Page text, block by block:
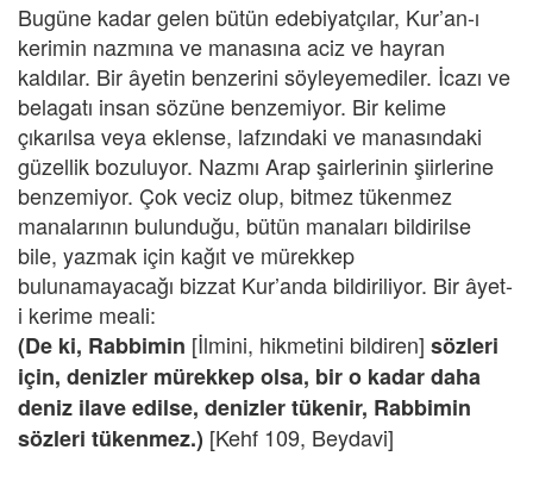
Bugüne kadar gelen bütün edebiyatçılar, Kur’an-ı
kerimin nazmına ve manasına aciz ve hayran
kaldılar. Bir âyetin benzerini söyleyemediler. İcazı ve
belagatı insan sözüne benzemiyor. Bir kelime
çıkarılsa veya eklense, lafzındaki ve manasındaki
güzellik bozuluyor. Nazmı Arap şairlerinin şiirlerine
benzemiyor. Çok veciz olup, bitmez tükenmez
manalarının bulunduğu, bütün manaları bildirilse
bile, yazmak için kağıt ve mürekkep
bulunamayacağı bizzat Kur’anda bildiriliyor. Bir âyet-
i kerime meali:
(De ki, Rabbimin [İlmini, hikmetini bildiren] sözleri
için, denizler mürekkep olsa, bir o kadar daha
deniz ilave edilse, denizler tükenir, Rabbimin
sözleri tükenmez.) [Kehf 109, Beydavi]